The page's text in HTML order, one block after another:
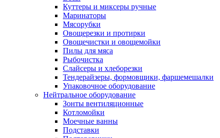
Куттеры и миксеры ручные
Маринаторы
Мясорубки
Овощерезки и протирки
Овощечистки и овощемойки
Пилы для мяса
Рыбочистка
Слайсеры и хлеборезки
Тендерайзеры, формовщики, фаршемешалки
Упаковочное оборудование
Нейтральное оборудование
Зонты вентиляционные
Котломойки
Моечные ванны
Подставки